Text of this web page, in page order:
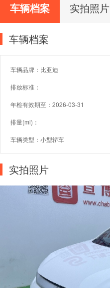
车辆档案 实拍照片
车辆档案
车辆品牌：比亚迪
排放标准：
年检有效期至：2026-03-31
排量(ml)：
车辆类型：小型轿车
实拍照片